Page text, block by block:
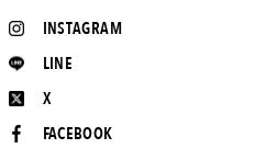
INSTAGRAM
LINE
X
FACEBOOK